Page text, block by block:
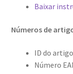
Baixar
Números de
ID do
Número